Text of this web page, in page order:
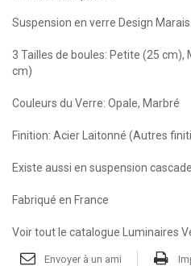
Suspension en verre Design Marais
3 Tailles de boules: Petite (25 cm),
cm)
Couleurs du Verre: Opale, Marbré
Finition: Acier Laitonné (Autres
Existe aussi en suspension cascade
Fabriqué en France
Voir tout le catalogue Luminaires
Envoyer à un ami